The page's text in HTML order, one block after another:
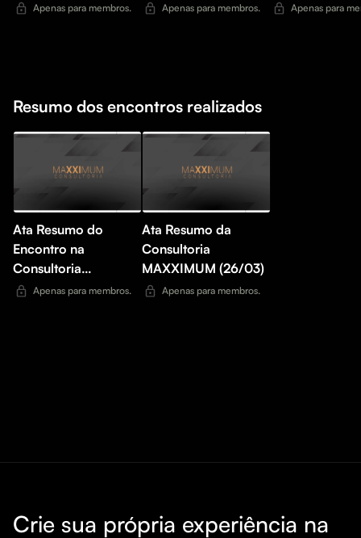
Apenas para membros. Apenas para membros. Apenas para
Resumo dos encontros realizados
Ata Resumo do
Encontro na
Consultoria
MAXXIMUM (24/02)
Apenas para membros.
Ata Resumo da
Consultoria
MAXXIMUM (26/03)
Apenas para membros.
Crie sua própria experiência na